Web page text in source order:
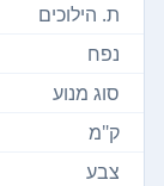
ת. הילוכים
נפח
סוג מנוע
ק"מ
צבע